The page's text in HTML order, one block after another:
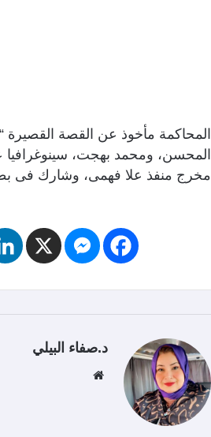
المحاكمة مأخوذ عن القصة القصيرة
المحسن، ومحمد بهجت، سينوغرافيا
مخرج منفذ علا فهمى، وشارك فى بطولته شباب من 16 دولة إلى
د.صفاء البيلي